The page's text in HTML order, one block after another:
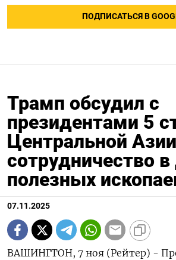
ПОДПИСАТЬСЯ В
Трамп обсудил с
президентами 5
Центральной Азии
сотрудничество
полезных
07.11.2025
ВАШИНГТОН, 7 ноя (Рейтер) -